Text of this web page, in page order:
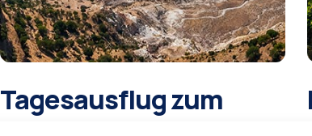
Tagesausflug zum